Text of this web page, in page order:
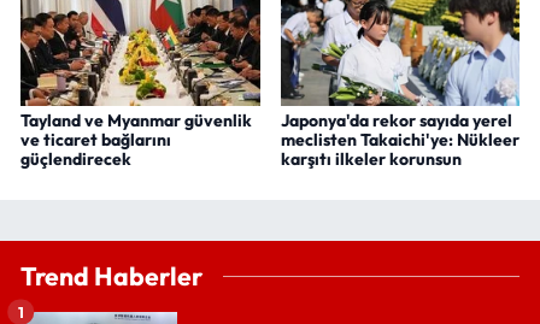
Tayland ve Myanmar güvenlik
ve ticaret bağlarını
güçlendirecek
Japonya'da rekor sayıda yerel
meclisten Takaichi'ye: Nükleer
karşıtı ilkeler korunsun
Trend Haberler
1